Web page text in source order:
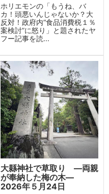
ホリエモンの「もうね、バ
カ！頭悪いんじゃないか？大
反対！政府内“食品消費税１％
案検討”に怒り」と題されたヤ
フー記事を読...
大縣神社で草取り ―両親
が奉納した梅の木―
2026年５月24日